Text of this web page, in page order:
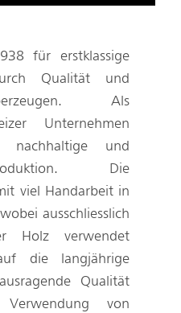
für erstklassige
Qualität und
Als
Unternehmen
nachhaltige und
Die
viel Handarbeit in
ausschliesslich
Holz verwendet
die langjährige
Qualität
von